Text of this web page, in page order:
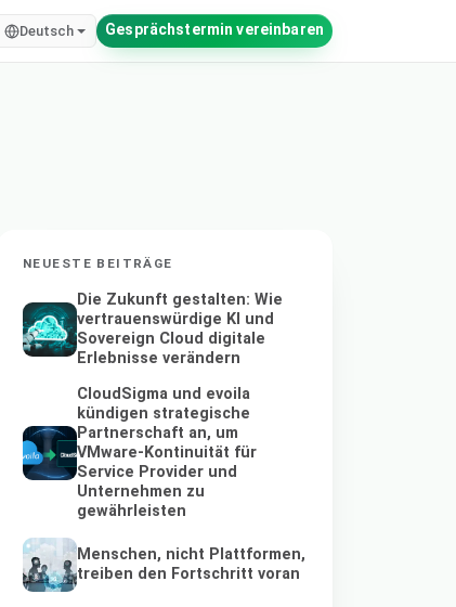
Deutsch Gesprächstermin vereinbaren
NEUESTE BEITRÄGE
Die Zukunft gestalten: Wie
vertrauenswürdige KI und
Sovereign Cloud digitale
Erlebnisse verändern
CloudSigma und evoila
kündigen strategische
Partnerschaft an, um
VMware-Kontinuität für
Service Provider und
Unternehmen zu
gewährleisten
Menschen, nicht Plattformen,
treiben den Fortschritt voran